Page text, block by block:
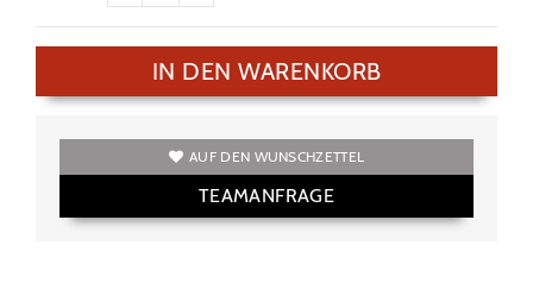
IN DEN WARENKORB
AUF DEN WUNSCHZETTEL
TEAMANFRAGE